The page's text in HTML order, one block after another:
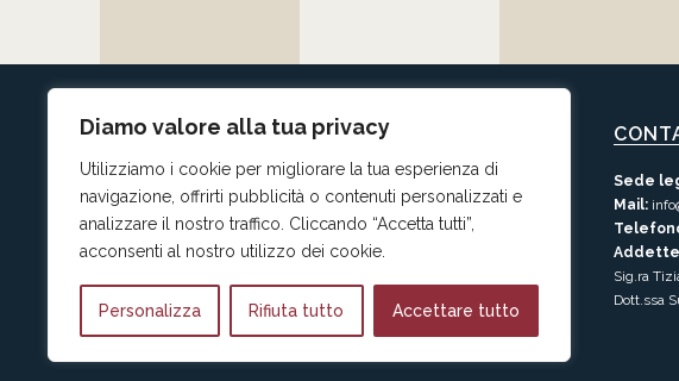
Diamo valore alla tua privacy
Utilizziamo i cookie per migliorare la tua esperienza di
navigazione, offrirti pubblicità o contenuti personalizzati e
analizzare il nostro traffico. Cliccando “Accetta tutti”,
acconsenti al nostro utilizzo dei cookie.
Personalizza Rifiuta tutto Accettare tutto
Sede
Mail:
Sig.ra
Dott.ssa